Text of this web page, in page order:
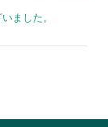
ました。